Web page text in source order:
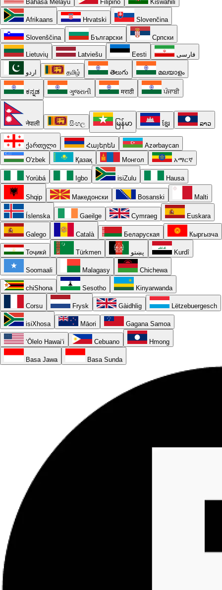
Bahasa Melayu Filipino Kiswahili
Afrikaans Hrvatski Slovenčina
Slovenščina Български Српски
Lietuvių Latviešu Eesti فارسی
اردو தமிழ் తెలుగు മലയാളം
ಕನ್ನಡ ગુજરાતી मराठी ਪੰਜਾਬੀ
नेपाली සිංහල မြန်မာ ខ្មែរ ລາວ
ქართული Հայերեն
Azərbaycan
O'zbek
Қазақ Монгол አማርኛ
Yorùbá Igbo isiZulu Hausa
Shqip Македонски Bosanski Malti
Íslenska Gaeilge Cymraeg Euskara
Galego Català Беларуская Кыргызча
Тоҷикӣ Türkmen پښتو Kurdî
Soomaali Malagasy Chichewa
chiShona Sesotho Kinyarwanda
Corsu Frysk Gàidhlig Lëtzebuergesch
isiXhosa Māori Gagana Samoa
ʻŌlelo Hawaiʻi Cebuano Hmong
Basa Jawa Basa Sunda